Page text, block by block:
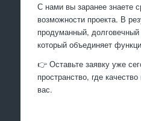
С нами вы заранее знаете
возможности проекта. В
продуманный, долговечный
который объединяет
👉 Оставьте заявку уже
пространство, где
вас.